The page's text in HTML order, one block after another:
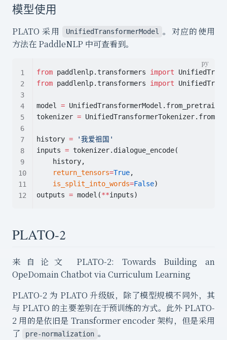
模型使用
PLATO 采用 UnifiedTransformerModel 。对应的使用
方法在 PaddleNLP 中可查看到。
from paddlenlp.transformers import
from paddlenlp.transformers import
model =
tokenizer =
history =
'我爱祖国'
inputs = tokenizer.dialogue_encode(
    history,
return_tensors=True,
is_split_into_words=False)
outputs = model(**inputs)
PLATO-2
来自论文 PLATO-2: Towards Building an
OpeDomain Chatbot via Curriculum Learning
PLATO-2 为 PLATO 升级版，除了模型规模不同外，其
与 PLATO 的主要差别在于预训练的方式。此外 PLATO-
2 用的是依旧是 Transformer encoder 架构，但是采用
了
pre-normalization 。